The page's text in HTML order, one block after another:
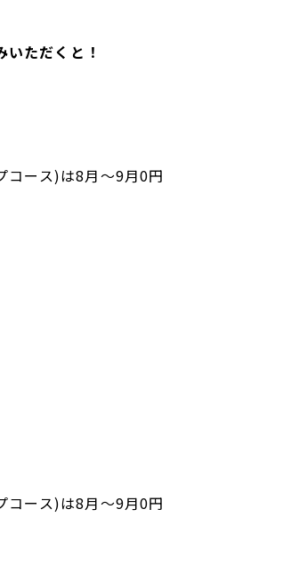
ただくと！
コース)は8月～9月0円
コース)は8月～9月0円